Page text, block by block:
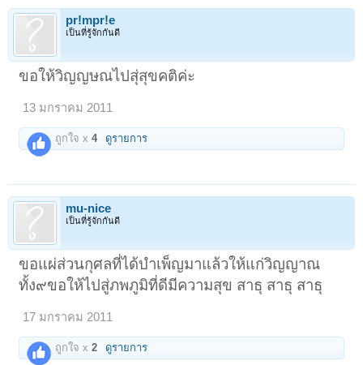
pr!mpr!e
เป็นที่รู้จักกันดี
ขอให้วิญญษณไปสุ่สุขคติค่ะ
13 มกราคม 2011
ถูกใจ x4 ดูรายการ
mu-nice
เป็นที่รู้จักกันดี
ขอแผ่ส่วนกุศลที่ได้บำเพ็ญมาแล้วให้แก่วิญญาณ
ทั้ง๙ขอให้ไปสู่ภพภูมิที่ดีมีความสุข สาธุ สาธุ สาธุ
17 มกราคม 2011
ถูกใจ x2 ดูรายการ